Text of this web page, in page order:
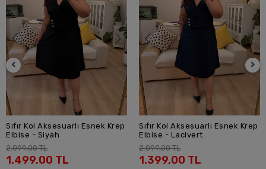
SEPETE EKLE
Sıfır Kol Aksesuarlı Esnek Krep
Elbise - Siyah
2.099,00 TL
1.499,00 TL
SEPETE EKLE
Sıfır Kol Aksesuarlı Esnek Krep
Elbise - Lacivert
2.099,00 TL
1.399,00 TL